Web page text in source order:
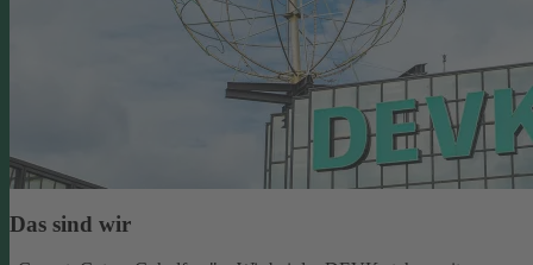
Das sind wir